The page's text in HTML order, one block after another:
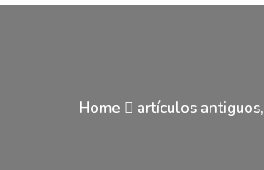
Home artículos antiguos,